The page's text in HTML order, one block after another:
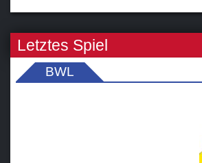
Letztes Spiel
BWL